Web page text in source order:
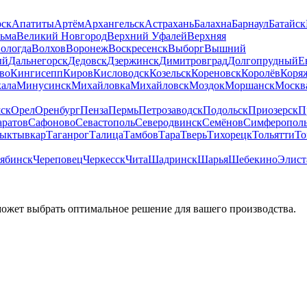
АпатитыАртёмАрхангельскАстраханьБалахнаБарнаулБатайск
Великий НовгородВерхний УфалейВерхняя
ВолховВоронежВоскресенскВыборгВышний
ДальнегорскДедовскДзержинскДимитровградДолгопрудный
КингисеппКировКисловодскКозельскКореновскКоролёв
МинусинскМихайловкаМихайловскМоздокМоршанск
ОрелОренбургПензаПермьПетрозаводскПодольскПриозерск
СафоновоСевастопольСеверодвинскСемёнов
ТаганрогТалицаТамбовТараТверьТихорецкТольятти
ЧереповецЧеркесскЧитаШадринскШарьяШебекино
выбрать оптимальное решение для вашего производства.